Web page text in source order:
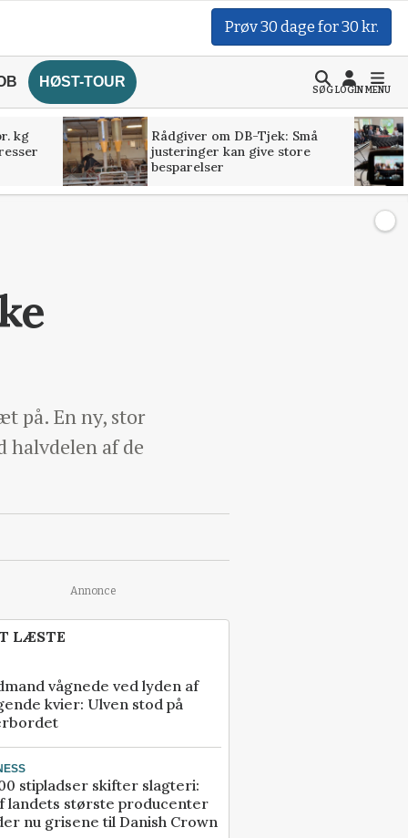
Prøv 30 dage for 30 kr.
HØST-TOUR
SØGLOGINMENU
kg
Rådgiver om DB-Tjek: Små
justeringer kan give store
besparelser
på. En ny, stor
halvdelen af de
Annonce
LÆSTE
vågnede ved lyden af
kvier: Ulven stod på
stipladser skifter slagteri:
landets største producenter
nu grisene til Danish Crown